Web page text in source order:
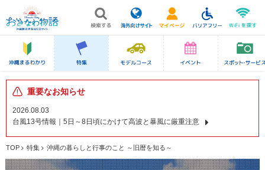
重要なお知らせ
2026.08.03
台風13号情報｜5日～8日頃にかけて高波と暴風に厳重注意
TOP 特集 沖縄の暮らしと行事のこと ～旧暦を知る～